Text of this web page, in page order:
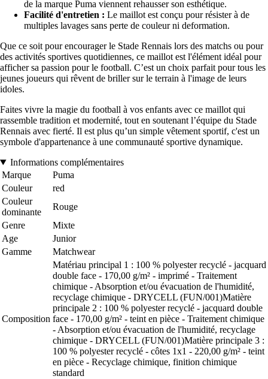
de la marque Puma viennent rehausser son esthétique.
Facilité d'entretien : Le maillot est conçu pour résister à de
multiples lavages sans perte de couleur ni deformation.
Que ce soit pour encourager le Stade Rennais lors des matchs ou pour
des activités sportives quotidiennes, ce maillot est l'élément idéal pour
afficher sa passion pour le football. C’est un choix parfait pour tous les
jeunes joueurs qui rêvent de briller sur le terrain à l'image de leurs
idoles.
Faites vivre la magie du football à vos enfants avec ce maillot qui
rassemble tradition et modernité, tout en soutenant l’équipe du Stade
Rennais avec fierté. Il est plus qu’un simple vêtement sportif, c'est un
symbole d'appartenance à une communauté sportive dynamique.
Informations complémentaires
Marque
Puma
Couleur
red
Couleur
dominante
Rouge
Genre
Mixte
Age
Junior
Gamme
Matchwear
Composition
Matériau principal 1 : 100 % polyester recyclé - jacquard
double face - 170,00 g/m² - imprimé - Traitement
chimique - Absorption et/ou évacuation de l'humidité,
recyclage chimique - DRYCELL (FUN/001)Matière
principale 2 : 100 % polyester recyclé - jacquard double
face - 170,00 g/m² - teint en pièce - Traitement chimique
- Absorption et/ou évacuation de l'humidité, recyclage
chimique - DRYCELL (FUN/001)Matière principale 3 :
100 % polyester recyclé - côtes 1x1 - 220,00 g/m² - teint
en pièce - Recyclage chimique, finition chimique
standard